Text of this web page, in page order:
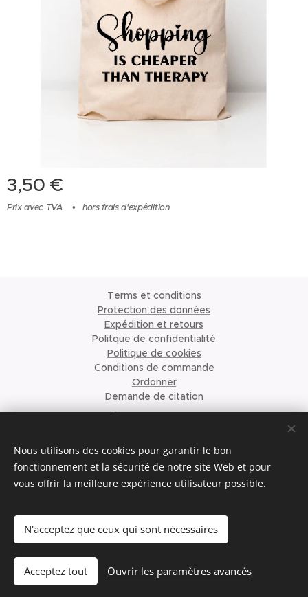
3,50 €
Prix avec TVA hors frais d'expédition
Ajouter au panier
Terms et conditions
Protection des données
Expédition et retours
Politque de confidentialité
Politique de cookies
Conditions de commande
Ordonner
Demande de citation
©2023 Krismari Clothing Cookies
Langues
Nous utilisons des cookies pour garantir le bon
fonctionnement et la sécurité de notre site Web et pour
vous offrir la meilleure expérience utilisateur possible.
N'acceptez que ceux qui sont nécessaires
Acceptez tout Ouvrir les paramètres avancés